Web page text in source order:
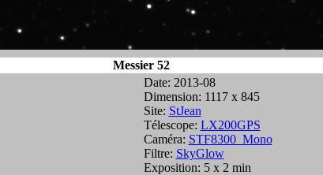
Messier 52
Date: 2013-08
Dimension: 1117 x 845
Site: StJean
Télescope: LX200GPS
Caméra: STF8300_Mono
Filtre: SkyGlow
Exposition: 5 x 2 min